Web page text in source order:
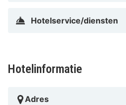
Hotelservice/diensten
Hotelinformatie
Adres